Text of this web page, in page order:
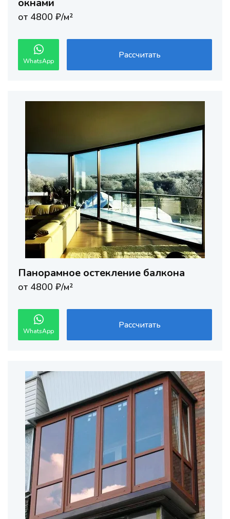
окнами
от 4800 ₽/м²
WhatsApp
Рассчитать
Панорамное остекление балкона
от 4800 ₽/м²
WhatsApp
Рассчитать